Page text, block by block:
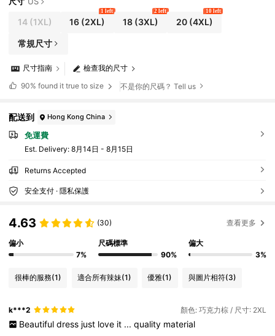
14(1XL) 16 (2XL)
1 left
18(3XL)
2 left
20(4XL)
10 left
常規尺寸
檢查我的尺寸
尺寸指南
90% found it true to size 不是你的尺碼？ Tell us
配送到 Hong Kong China
免運費
​Est. Delivery: 8月14日 - 8月15日
Returns Accepted
安全支付 · 隱私保護
4.63 (30) 查看更多
偏小
7%
尺碼標準
90%
偏大
3%
很棒的服務(1) 適合所有辣妹(1) 優雅(1) 與圖片相符(3)
k***2 顏色: 巧克力棕 / 尺寸: 2XL
Beautiful dress just love it ... quality material